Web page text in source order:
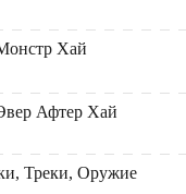
Хай
Афтер Хай
Треки, Оружие